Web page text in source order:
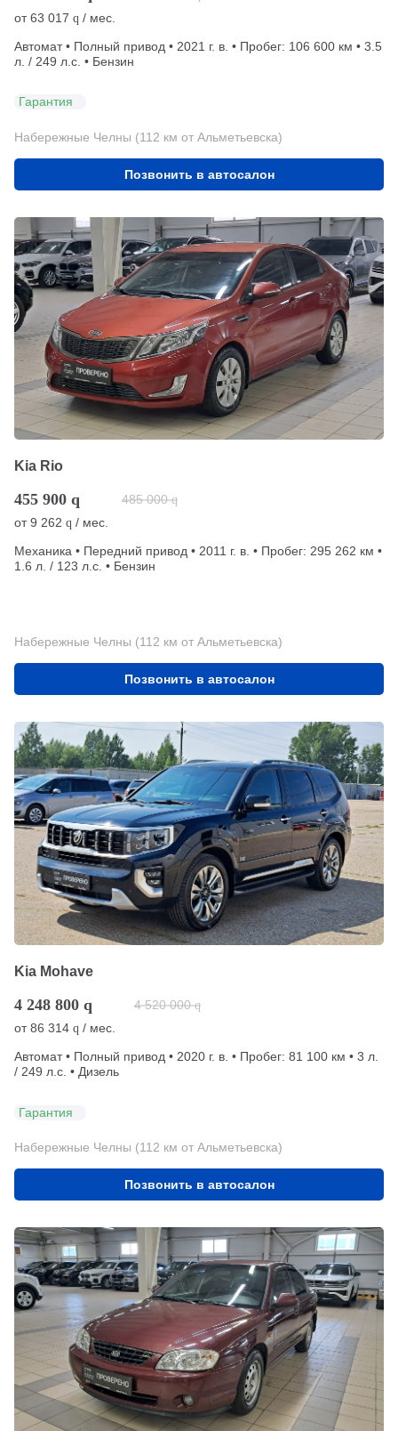
от63 017 q / мес.
Автомат • Полный привод • 2021 г. в. • Пробег: 106 600 км • 3.5
л. / 249 л.с. • Бензин
Гарантия
Набережные Челны (112 км от Альметьевска)
Позвонить в автосалон
Kia Rio
455 900 q 485 000 q
от9 262 q / мес.
Механика • Передний привод • 2011 г. в. • Пробег: 295 262 км •
1.6 л. / 123 л.с. • Бензин
Набережные Челны (112 км от Альметьевска)
Позвонить в автосалон
Kia Mohave
4 248 800 q 4 520 000 q
от86 314 q / мес.
Автомат • Полный привод • 2020 г. в. • Пробег: 81 100 км • 3 л.
/ 249 л.с. • Дизель
Гарантия
Набережные Челны (112 км от Альметьевска)
Позвонить в автосалон